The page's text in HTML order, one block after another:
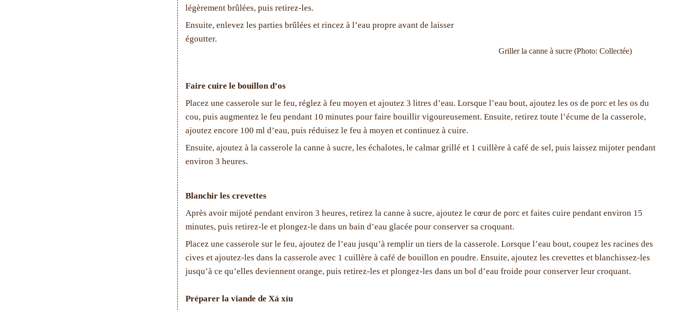
légèrement brûlées, puis retirez-les.
Ensuite, enlevez les parties brûlées et rincez à l’eau propre avant de laisser
égoutter.
Griller la canne à sucre (Photo: Collectée)
Faire cuire le bouillon d’os
Placez une casserole sur le feu, réglez à feu moyen et ajoutez 3 litres d’eau. Lorsque l’eau bout, ajoutez les os de porc et les os du
cou, puis augmentez le feu pendant 10 minutes pour faire bouillir vigoureusement. Ensuite, retirez toute l’écume de la casserole,
ajoutez encore 100 ml d’eau, puis réduisez le feu à moyen et continuez à cuire.
Ensuite, ajoutez à la casserole la canne à sucre, les échalotes, le calmar grillé et 1 cuillère à café de sel, puis laissez mijoter pendant
environ 3 heures.
Blanchir les crevettes
Après avoir mijoté pendant environ 3 heures, retirez la canne à sucre, ajoutez le cœur de porc et faites cuire pendant environ 15
minutes, puis retirez-le et plongez-le dans un bain d’eau glacée pour conserver sa croquant.
Placez une casserole sur le feu, ajoutez de l’eau jusqu’à remplir un tiers de la casserole. Lorsque l’eau bout, coupez les racines des
cives et ajoutez-les dans la casserole avec 1 cuillère à café de bouillon en poudre. Ensuite, ajoutez les crevettes et blanchissez-les
jusqu’à ce qu’elles deviennent orange, puis retirez-les et plongez-les dans un bol d’eau froide pour conserver leur croquant.
Préparer la viande de Xá xíu